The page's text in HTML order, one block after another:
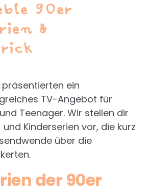
90er
&
präsentierten ein
TV-Angebot für
Teenager. Wir stellen dir
und Kinderserien vor, die kurz
über die
der 90er